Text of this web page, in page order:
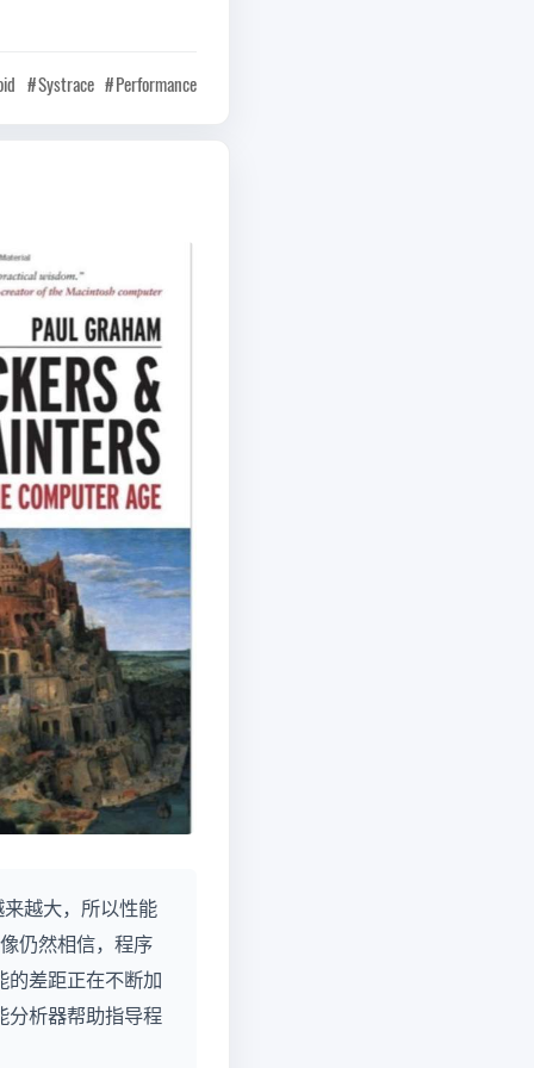
Systrace Performance
越大，所以性能
仍然相信，程序
的差距正在不断加
分析器帮助指导程